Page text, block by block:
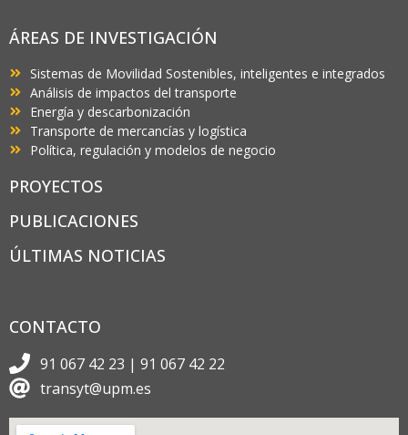
ÁREAS DE INVESTIGACIÓN
Sistemas de Movilidad Sostenibles, inteligentes e integrados
Análisis de impactos del transporte
Energía y descarbonización
Transporte de mercancías y logística
Política, regulación y modelos de negocio
PROYECTOS
PUBLICACIONES
ÚLTIMAS NOTICIAS
CONTACTO
91 067 42 23 | 91 067 42 22
transyt@upm.es